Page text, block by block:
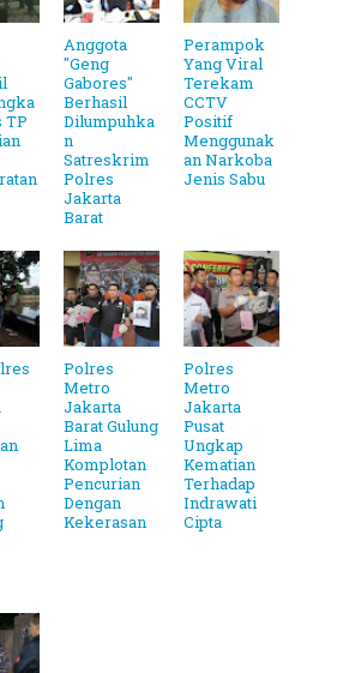
TP
Anggota
"Geng
Gabores"
Berhasil
Dilumpuhka
n
Satreskrim
Polres
Jakarta
Barat
Perampok
Yang Viral
Terekam
CCTV
Positif
Menggunak
an Narkoba
Jenis Sabu
Polres
Metro
Jakarta
Barat Gulung
Lima
Komplotan
Pencurian
Dengan
Kekerasan
Polres
Metro
Jakarta
Pusat
Ungkap
Kematian
Terhadap
Indrawati
Cipta